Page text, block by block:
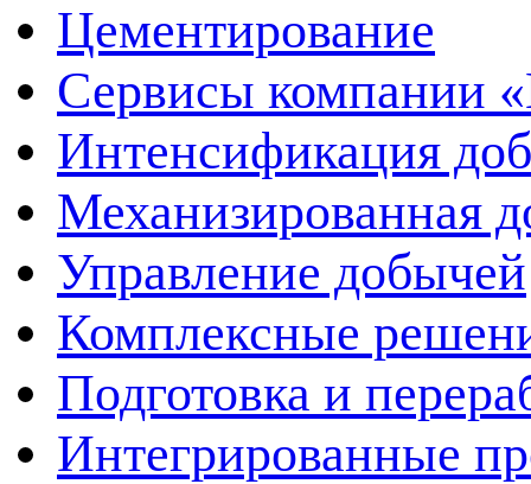
Цементирование
Сервисы компании
Интенсификация
Механизированная
Управление добычей
Комплексные
Подготовка и
Интегрированные